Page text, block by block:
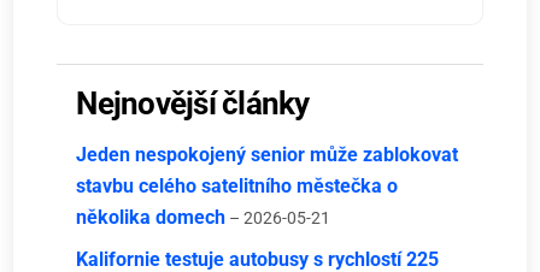
Nejnovější články
Jeden nespokojený senior může zablokovat
stavbu celého satelitního městečka o
několika domech – 2026-05-21
Kalifornie testuje autobusy s rychlostí 225